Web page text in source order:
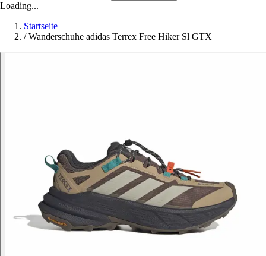
Loading...
Startseite
/ Wanderschuhe adidas Terrex Free Hiker Sl GTX